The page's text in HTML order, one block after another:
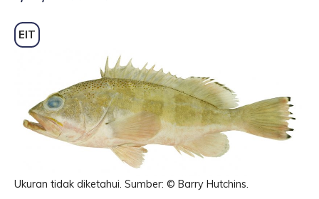
EIT
Ukuran tidak diketahui. Sumber: © Barry Hutchins.